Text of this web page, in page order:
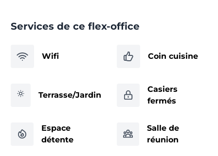
Services de ce flex-office
Wifi Coin cuisine
Terrasse/Jardin
Casiers
fermés
Espace
détente
Salle de
réunion